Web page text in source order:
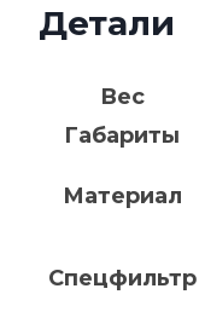
Детали
Вес
Габариты
Материал
Спецфильтр